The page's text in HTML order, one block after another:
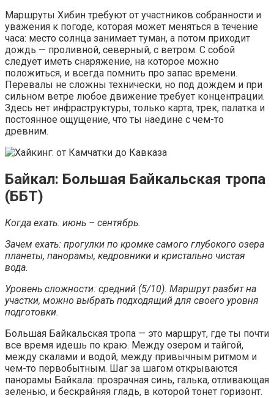
Маршруты Хибин требуют от участников собранности и
уважения к погоде, которая может меняться в течение
часа: место солнца занимает туман, а потом приходит
дождь — проливной, северный, с ветром. С собой
следует иметь снаряжение, на которое можно
положиться, и всегда помнить про запас времени.
Перевалы не сложны технически, но под дождем и при
сильном ветре любое движение требует концентрации.
Здесь нет инфраструктуры, только карта, трек, палатка и
постоянное ощущение, что ты наедине с чем-то
древним.
Байкал: Большая Байкальская тропа
(ББТ)
Когда ехать: июнь – сентябрь.
Зачем ехать: прогулки по кромке самого глубокого озера
планеты, панорамы, кедровники и кристально чистая
вода.
Уровень сложности: средний (5/10). Маршрут разбит на
участки, можно выбрать подходящий для своего уровня
подготовки.
Большая Байкальская тропа — это маршрут, где ты почти
все время идешь по краю. Между озером и тайгой,
между скалами и водой, между привычным ритмом и
чем-то первобытным. Шаг за шагом открываются
панорамы Байкала: прозрачная синь, галька, отливающая
зеленью, и бескрайняя гладь, в которой тонет горизонт.